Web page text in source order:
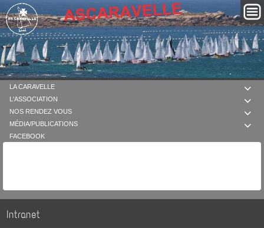

LA CARAVELLE

L'ASSOCIATION

NOS RENDEZ VOUS

MÉDIA/PUBLICATIONS
FACEBOOK
Intranet